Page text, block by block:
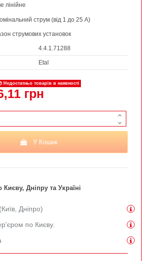
лінійне
струм (від 1 до 25 А)
струмових установок
4.4.1.71288
Etal
Недостатньо товарів в наявності
грн
У Кошик
Києву, Дніпру та Україні
Дніпро)
по Києву.